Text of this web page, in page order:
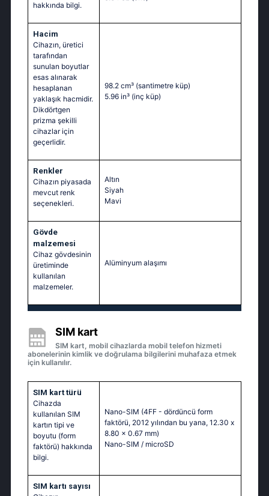
hakkında bilgi.
Hacim
Cihazın, üretici
tarafından
sunulan boyutlar
esas alınarak
hesaplanan
yaklaşık hacmidir.
Dikdörtgen
prizma şekilli
cihazlar için
geçerlidir.
98.2 cm³ (santimetre küp)
5.96 in³ (inç küp)
Renkler
Cihazın piyasada
mevcut renk
seçenekleri.
Altın
Siyah
Mavi
Gövde
malzemesi
Cihaz gövdesinin
üretiminde
kullanılan
malzemeler.
Alüminyum alaşımı
SIM kart
SIM kart, mobil cihazlarda mobil telefon hizmeti
abonelerinin kimlik ve doğrulama bilgilerini muhafaza etmek
için kullanılır.
SIM kart türü
Cihazda
kullanılan SIM
kartın tipi ve
boyutu (form
faktörü) hakkında
bilgi.
Nano-SIM (4FF - dördüncü form
faktörü, 2012 yılından bu yana, 12.30 x
8.80 x 0.67 mm)
Nano-SIM / microSD
SIM kartı sayısı